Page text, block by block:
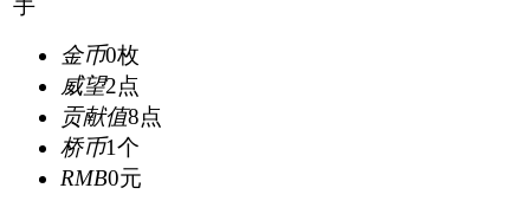
金币0枚
威望2点
贡献值8点
桥币1个
RMB0元